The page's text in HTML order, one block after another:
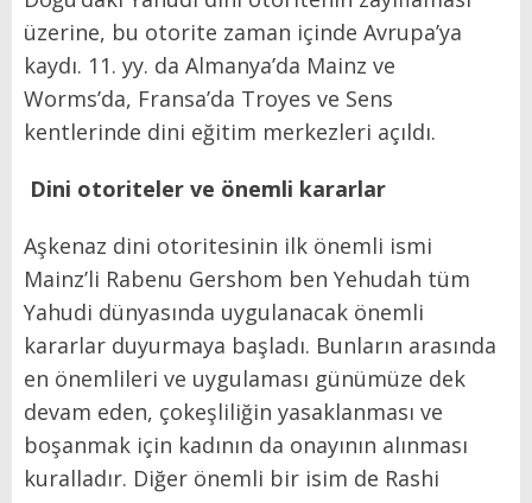
üzerine, bu otorite zaman içinde Avrupa’ya
kaydı. 11. yy. da Almanya’da Mainz ve
Worms’da, Fransa’da Troyes ve Sens
kentlerinde dini eğitim merkezleri açıldı.
Dini otoriteler ve önemli kararlar
Aşkenaz dini otoritesinin ilk önemli ismi
Mainz’li Rabenu Gershom ben Yehudah tüm
Yahudi dünyasında uygulanacak önemli
kararlar duyurmaya başladı. Bunların arasında
en önemlileri ve uygulaması günümüze dek
devam eden, çokeşliliğin yasaklanması ve
boşanmak için kadının da onayının alınması
kuralladır. Diğer önemli bir isim de Rashi